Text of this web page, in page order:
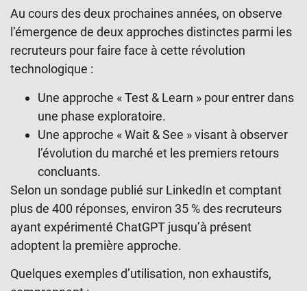
Au cours des deux prochaines années, on observe
l’émergence de deux approches distinctes parmi les
recruteurs pour faire face à cette révolution
technologique :
Une approche « Test & Learn » pour entrer dans
une phase exploratoire.
Une approche « Wait & See » visant à observer
l’évolution du marché et les premiers retours
concluants.
Selon un sondage publié sur LinkedIn et comptant
plus de 400 réponses, environ 35 % des recruteurs
ayant expérimenté ChatGPT jusqu’à présent
adoptent la première approche.
Quelques exemples d’utilisation, non exhaustifs,